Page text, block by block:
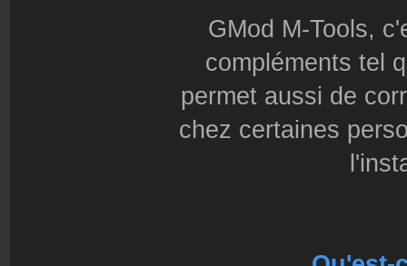
GMod M-Tools,
compléments tel
permet aussi de
chez certaines